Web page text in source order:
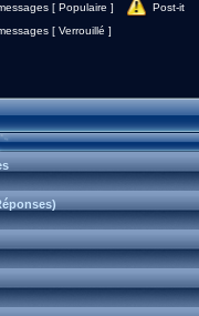
[ Populaire ]
Post-it
[ Verrouillé ]